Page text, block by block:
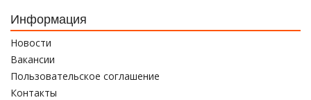
Информация
Новости
Вакансии
Пользовательское соглашение
Контакты